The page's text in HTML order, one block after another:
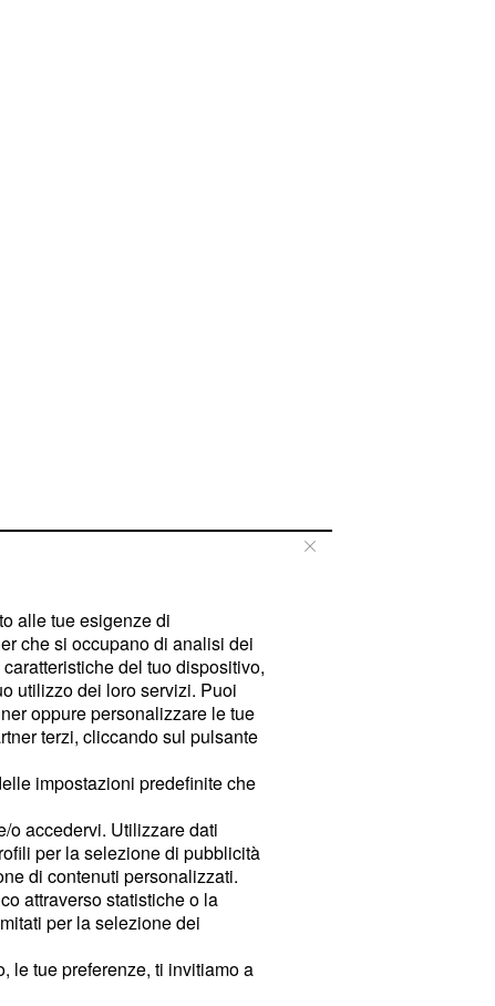
alle tue esigenze di
che si occupano di analisi dei
del tuo dispositivo,
utilizzo dei loro servizi. Puoi
oppure personalizzare le tue
terzi, cliccando sul pulsante
impostazioni predefinite che
o accedervi. Utilizzare dati
per la selezione di pubblicità
di contenuti personalizzati.
attraverso statistiche o la
per la selezione dei
le tue preferenze, ti invitiamo a